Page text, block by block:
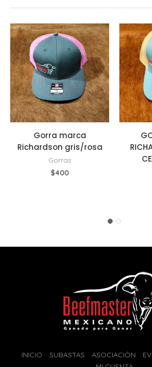
Gorra marca
Richardson gris/rosa
Gorras
$400
INICIO SUBASTAS ASOCIACIÓN